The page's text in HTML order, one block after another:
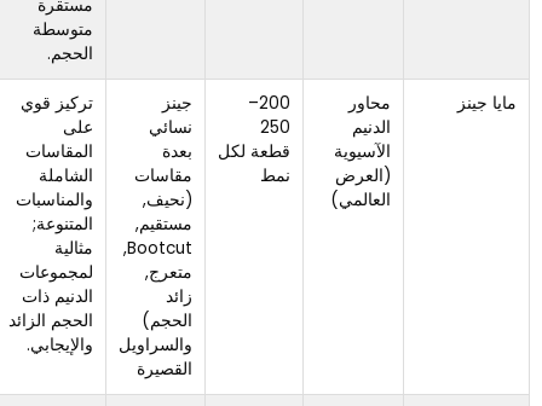
محاور
200–
250
قطعة لكل
نمط
جينز
نسائي
بعدة
مقاسات
تركيز قوي
على
المقاسات
الشاملة
والمناسبات
المتنوعة;
مثالية
لمجموعات
الدنيم ذات
الحجم الزائد
والإيجابي.
يؤدي نطاق
الحجم
الأوسع إلى
زيادة
التعقيد في
تخطيط
التوزيع
والمخزون.